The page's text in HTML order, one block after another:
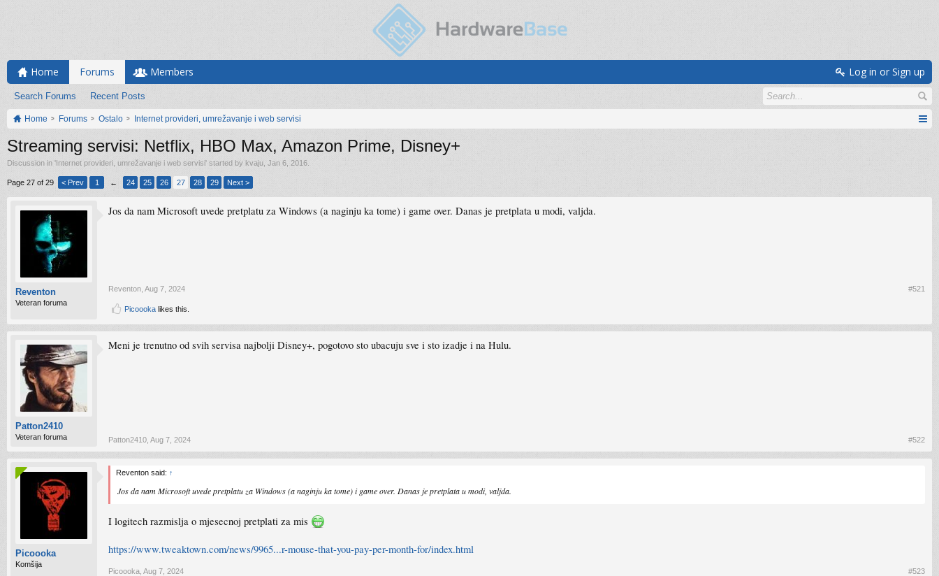
Home Forums
Search Forums Recent Posts
Members Log in or Sign up
Home Forums Ostalo Internet provideri, umrežavanje i web servisi
Streaming servisi: Netflix, HBO Max, Amazon Prime, Disney+
Discussion in 'Internet provideri, umrežavanje i web servisi' started by kvaju Jan 6, 2016
Page 27 of 29 < Prev 1 ← 24 25 26 27 28 29 Next >
Reventon
Veteran foruma
Jos da nam Microsoft uvede pretplatu za Windows (a naginju ka tome) i game over. Danas je pretplata u modi, valjda.
Reventon Aug 7, 2024 #521
Picoooka likes this.
Patton2410
Veteran foruma
Meni je trenutno od svih servisa najbolji Disney+, pogotovo sto ubacuju sve i sto izadje i na Hulu.
Patton2410 Aug 7, 2024 #522
Picoooka
Komšija
Reventon said: ↑
Jos da nam Microsoft uvede pretplatu za Windows (a naginju ka tome) i game over. Danas je pretplata u modi, valjda.
I logitech razmislja o mjesecnoj pretplati za mis
https://www.tweaktown.com/news/9965...r-mouse-that-you-pay-per-month-for/index.html
Picoooka Aug 7, 2024 #523